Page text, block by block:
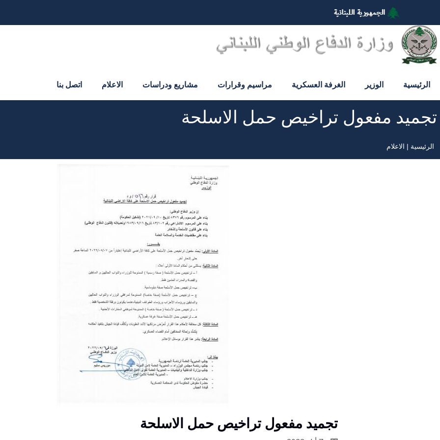
المحتوى
الرئيسي
الرئيسية الوزير الغرفة العسكرية مراسيم وقرارات مشاريع ودراسات الاعلام اتصل بنا
تجميد مفعول تراخيص حمل الاسلحة
مسار
الرئيسية الاعلام
تجميد مفعول تراخيص حمل الاسلحة